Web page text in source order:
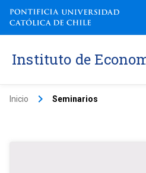
Instituto de
Inicio keyboard_arrow_right Seminarios